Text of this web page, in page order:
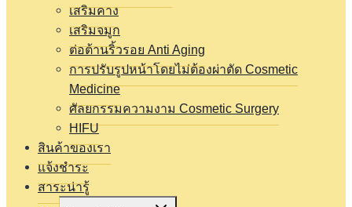
เสริมคาง
เสริมจมูก
ต่อต้านริ้วรอย Anti Aging
การปรับรูปหน้าโดยไม่ต้องผ่าตัด Cosmetic
Medicine
ศัลยกรรมความงาม Cosmetic Surgery
HIFU
สินค้าของเรา
แจ้งชำระ
สาระน่ารู้